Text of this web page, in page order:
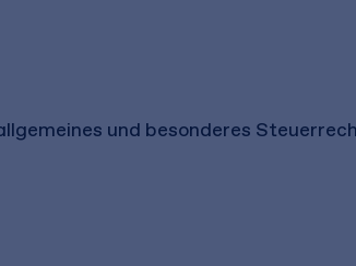
und besonderes